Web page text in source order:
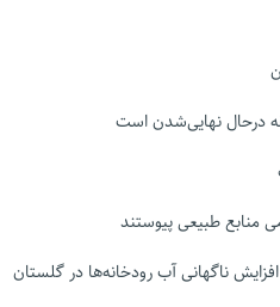
درحال نهایی‌شدن است
ناگهانی آب رودخانه‌ها در گلستان